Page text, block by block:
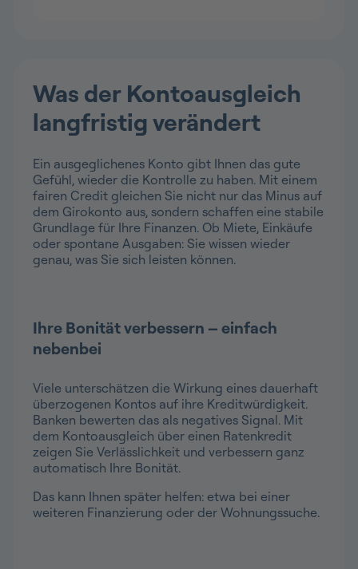
Was der Kontoausgleich
langfristig verändert
Ein ausgeglichenes Konto gibt Ihnen das gute
Gefühl, wieder die Kontrolle zu haben. Mit einem
fairen Credit gleichen Sie nicht nur das Minus auf
dem Girokonto aus, sondern schaffen eine stabile
Grundlage für Ihre Finanzen. Ob Miete, Einkäufe
oder spontane Ausgaben: Sie wissen wieder
genau, was Sie sich leisten können.
Ihre Bonität verbessern – einfach
nebenbei
Viele unterschätzen die Wirkung eines dauerhaft
überzogenen Kontos auf ihre Kreditwürdigkeit.
Banken bewerten das als negatives Signal. Mit
dem Kontoausgleich über einen Ratenkredit
zeigen Sie Verlässlichkeit und verbessern ganz
automatisch Ihre Bonität.
Das kann Ihnen später helfen: etwa bei einer
weiteren Finanzierung oder der Wohnungssuche.